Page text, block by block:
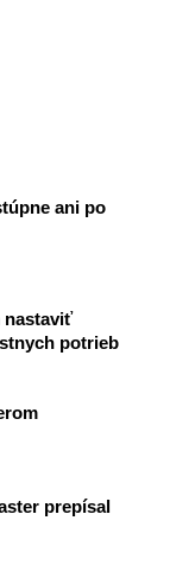
ani po
nastaviť
potrieb
prepísal